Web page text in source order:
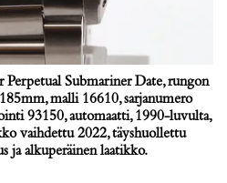
Submariner Date, rungon
malli 16610, sarjanumero
93150, automaatti, 1990-luvulta,
vaihdettu 2022, täyshuollettu
ja alkuperäinen laatikko.